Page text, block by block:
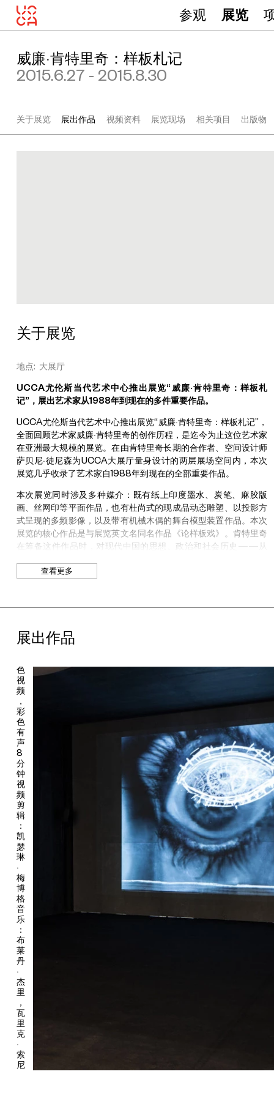
参观 展览
威廉·肯特里奇：样板札记
2015.6.27 - 2015.8.30
关于展览 展出作品 视频资料 展览现场 相关项目 出版物
关于展览
地点: 大展厅
UCCA尤伦斯当代艺术中心推出展览“威廉·肯特里奇：样板札
记”，展出艺术家从1988年到现在的多件重要作品。
UCCA尤伦斯当代艺术中心推出展览“威廉·肯特里奇：样板札记”，
全面回顾艺术家威廉·肯特里奇的创作历程，是迄今为止这位艺术家
在亚洲最大规模的展览。在由肯特里奇长期的合作者、空间设计师
萨贝尼·徒尼森为UCCA大展厅量身设计的两层展场空间内，本次
展览几乎收录了艺术家自1988年到现在的全部重要作品。
本次展览同时涉及多种媒介：既有纸上印度墨水、炭笔、麻胶版
画、丝网印等平面作品，也有杜尚式的现成品动态雕塑、以投影方
式呈现的多频影像，以及带有机械木偶的舞台模型装置作品。本次
展览的核心作品是与展览英文名同名作品《论样板戏》。肯特里奇
在筹备这件作品时，对现代中国的思想、政治和社会历史——从
过文革八个样板戏，探讨文化传播与蜕变的动态过程。作品将具有
全球，其影响力渗入多个彼此距离遥远的地区——莫斯科、上
转变。肯特里奇用幽默的语调将这种转化层层覆盖。这件作品中，
面作品——一套用印度墨水画在中国书籍上的书画。
展览的另一焦点是肯特里奇的“苏荷·埃克斯坦”系列：一系列在20
世纪八九十年代帮助建立其艺术地位的手绘动画。作品以近现代约
翰内斯堡私人采矿业的严酷现实为背景，叙述了商业巨豪苏荷、他
的妻子，以及映射艺术家本人的、身份卑微却整天做白日梦的菲利
克斯·泰特鲍姆之间的三角恋。肯特里奇“暂时性”的概念不仅体现在
影片中的人物形象的蜕变上，也反映在艺术家制作的过程中。系列
作品“苏荷·埃克斯坦”共包括十段录像，均在UCCA展映。这些影片
和《影子队列》（1999）《乌布与真相委员会》（1996-1997）
和《二手阅读》（2013）一样，均包含肯特里奇生涯中一贯的视觉
和叙事的主题：绘画的擦去和重写，作为启蒙运动残留的种族灭绝
屠杀，相互依存的光与影，以及革命失败的恐惧对革命燃起的希望
的取代。
肯特里奇认为歌剧与动画类似，是一种理想的艺术形式，能为同一
个主题提供多个视角——令一个主题连结观众和导演，让每个角
色的声音在作为结果的作品中和谐或刺耳地交汇。源自于艺术家致
敬莫扎特的《魔笛》而创作的作品《暗箱》（2005）是一件结合
戏剧表演和影像的装置作品。其中，机械木偶伴随着《萨拉斯特罗
的咏叹调》翩翩起舞，而1904年对赫雷罗人的种族灭绝屠杀在背
景中同时呈现。艺术家重新定义启蒙运动，它不再是理性的胜利，
却成为唯理主义的失败——唯理主义残酷地形成了殖民主义和南
非种族隔离的扭曲逻辑。艺术家对揭示理想主义的蛊惑本性的兴
趣，同时展现在他的作品《我不是我，这匹马不是我的》
（2008）之中——一件取材于对肖斯塔科维奇的歌剧《鼻子》的
合。作品是一曲在政治剧变时期产生的俄国现代主义艺术的挽歌，
1917年俄国革命时期的前卫艺术的激荡，最终揭示出乌托邦主义的
潜藏危险。作品《暗箱》《我不是我，这匹马不是我的》中相关音
乐由菲利普·米勒制作。
展览的其他部分突出了威廉·肯特里奇过去三十年艺术实践的广度。
查看更多
展出作品
廉
·
肯
9
-
9
9
3
5
毫
米
影
像
1
6
毫
米
影
像
献
影
有
色
视
频
彩
色
有
声
8
分
钟
视
频
剪
辑
：
凯
瑟
琳
·
梅
博
格
音
乐
：
布
莱
丹
·
杰
里
瓦
里
克
·
索
尼